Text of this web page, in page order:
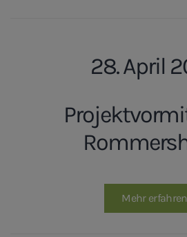
28. April
Mehr erfahren